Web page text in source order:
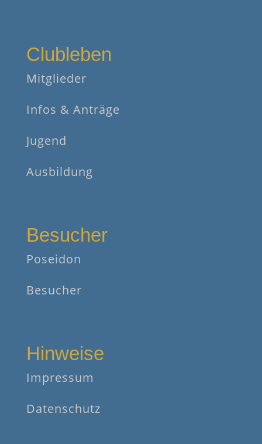
Clubleben
Mitglieder
Infos & Anträge
Jugend
Ausbildung
Besucher
Poseidon
Besucher
Hinweise
Impressum
Datenschutz